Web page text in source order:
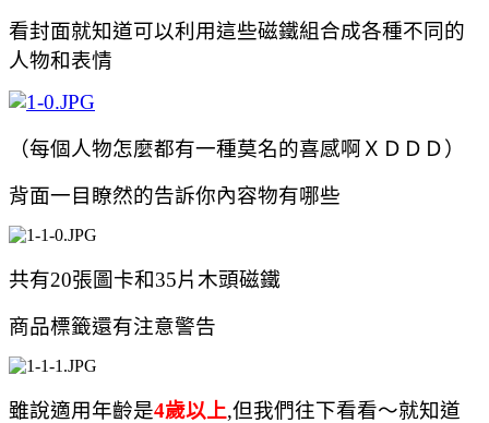
看封面就知道可以利用這些磁鐵組合成各種不同的
人物和表情
（每個人物怎麼都有一種莫名的喜感啊ＸＤＤＤ）
背面一目瞭然的告訴你內容物有哪些
共有20張圖卡和35片木頭磁鐵
商品標籤還有注意警告
雖說適用年齡是4歲以上,但我們往下看看～就知道